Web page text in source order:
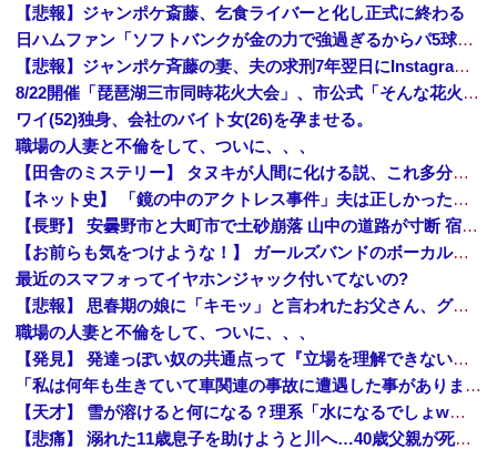
【悲報】ジャンポケ斎藤、乞食ライバーと化し正式に終わる
日ハムファン「ソフトバンクが金の力で強過ぎるからパ5球団ファンはdocomoかauにして資金源を断て！」
【悲報】ジャンポケ斉藤の妻、夫の求刑7年翌日にInstagram更新「楽しすぎた」
8/22開催「琵琶湖三市同時花火大会」、市公式「そんな花火大会は存在しない」→ SNS阿鼻叫喚
ワイ(52)独身、会社のバイト女(26)を孕ませる。
職場の人妻と不倫をして、ついに、、、
【田舎のミステリー】 タヌキが人間に化ける説、これ多分マジ
【ネット史】 「鏡の中のアクトレス事件」夫は正しかったのに、なぜ喧嘩は終わらなかったのか
【長野】 安曇野市と大町市で土砂崩落 山中の道路が寸断 宿泊客や登山客など計400人近くが孤立か 土石流で橋が流されたとの情報も
【お前らも気をつけような！】 ガールズバンドのボーカルさん、客席ダイブした結果『こう』なってしまいお気持ち表明してしまう…
最近のスマフォってイヤホンジャック付いてないの?
【悲報】 思春期の娘に「キモッ」と言われたお父さん、グレるｗｗｗｗｗｗｗ
職場の人妻と不倫をして、ついに、、、
【発見】 発達っぽい奴の共通点って『立場を理解できない』だよな
「私は何年も生きていて車関連の事故に遭遇した事がありません、これが保険に入る必要がない答えです。任意保険入れ は押し付け」←大炎上でボコボコにｗｗｗｗｗｗｗｗｗｗｗ
【天才】 雪が溶けると何になる？理系「水になるでしょw」文系ワイ「はぁ～…」→結果ｗｗｗ
【悲痛】 溺れた11歳息子を助けようと川へ…40歳父親が死亡 息子は母親が救助 愛知